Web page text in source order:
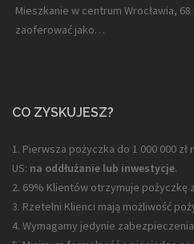
Mieszkanie w centrum Wrocławia,
zaoferować jako…
CO ZYSKUJESZ?
1. Pierwsza pożyczka do 1 000 000
US: na oddłużanie lub inwestycje.
2. 69% Klientów otrzymuje pożyczkę
3. Rzetelni Klienci mają możliwość
4. Wymagamy jedynie